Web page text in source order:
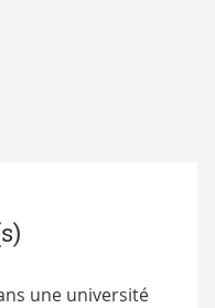
une université